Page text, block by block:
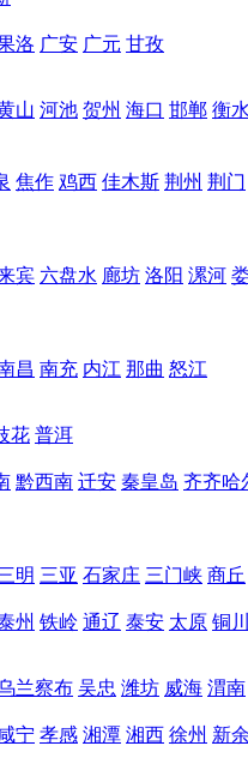
洛 广安 广元 甘孜
山 河池 贺州 海口 邯郸 衡水
焦作 鸡西 佳木斯 荆州 荆门
宾 六盘水 廊坊 洛阳 漯河
昌 南充 内江 那曲 怒江
花 普洱
黔西南 迁安 秦皇岛 齐齐哈
明 三亚 石家庄 三门峡 商丘
州 铁岭 通辽 泰安 太原 铜川
兰察布 吴忠 潍坊 威海 渭南
咸宁 孝感 湘潭 湘西 徐州 新余